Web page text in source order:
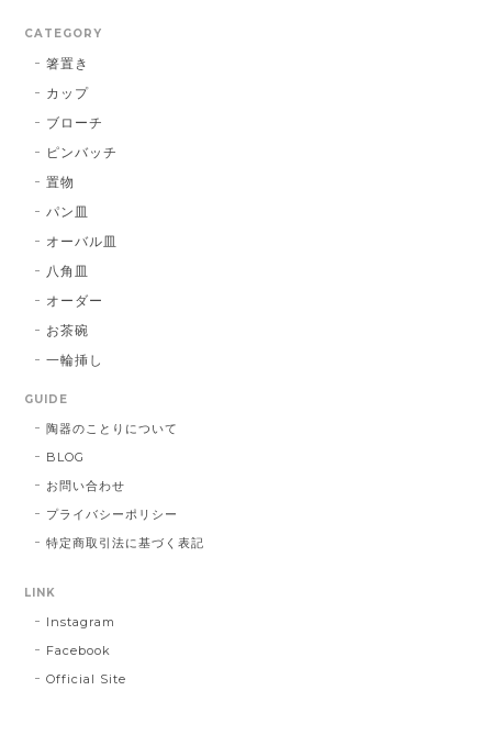
CATEGORY
箸置き
カップ
ブローチ
ピンバッチ
置物
パン皿
オーバル皿
八角皿
オーダー
お茶碗
一輪挿し
GUIDE
陶器のことりについて
BLOG
お問い合わせ
プライバシーポリシー
特定商取引法に基づく表記
LINK
Instagram
Facebook
Official Site